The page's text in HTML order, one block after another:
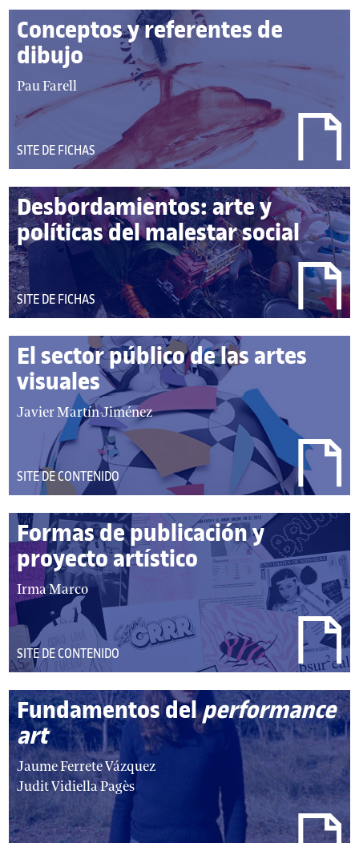
Conceptos y referentes de
dibujo
autor/autores:
Pau Farell
DEL
TIPO:
SITE DE FICHAS
Desbordamientos: arte y
políticas del malestar social
autor/autores:
DEL
TIPO:
SITE DE FICHAS
El sector público de las artes
visuales
autor/autores:
Javier Martín-Jiménez
DEL
TIPO:
SITE DE CONTENIDO
Formas de publicación y
proyecto artístico
autor/autores:
Irma Marco
DEL
TIPO:
SITE DE CONTENIDO
Fundamentos delperformance
art
autor/autores:
Jaume Ferrete Vázquez
Judit Vidiella Pagès